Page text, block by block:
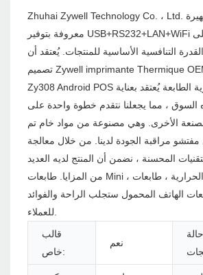
Zhuhai Zywell Technology Co. ، Ltd. هي شركة شهيرة
معروفة بتوفير USB+RS232+LAN+WiFi للعملاء. القدرة على
التنافسية الأساسية للمنتجات. يُعتقد أن
تصميم Zywell imprimante Thermique OEM ODM WiFi
Zy308 Android POS مع الطابعة الحرارية الطابعة يُعتقد بعناية
السوق ، مما يجعلنا نتقدم خطوة واحدة على
الأخرى. وهي مصنوعة من مواد خام تم
مفتشو مراقبة الجودة لدينا. من خلال معالجة
المحسنة ، نضمن أن المنتج لديه العديد
من المزايا. طابعات Mini ، الطابعات الحرارية ، طابعات
الهاتف المحمول ستجلب الراحة والفوائد
قالب
خاص:
نعم
حالة